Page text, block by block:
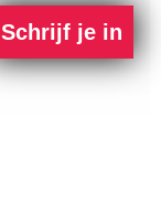
Schrijf je in